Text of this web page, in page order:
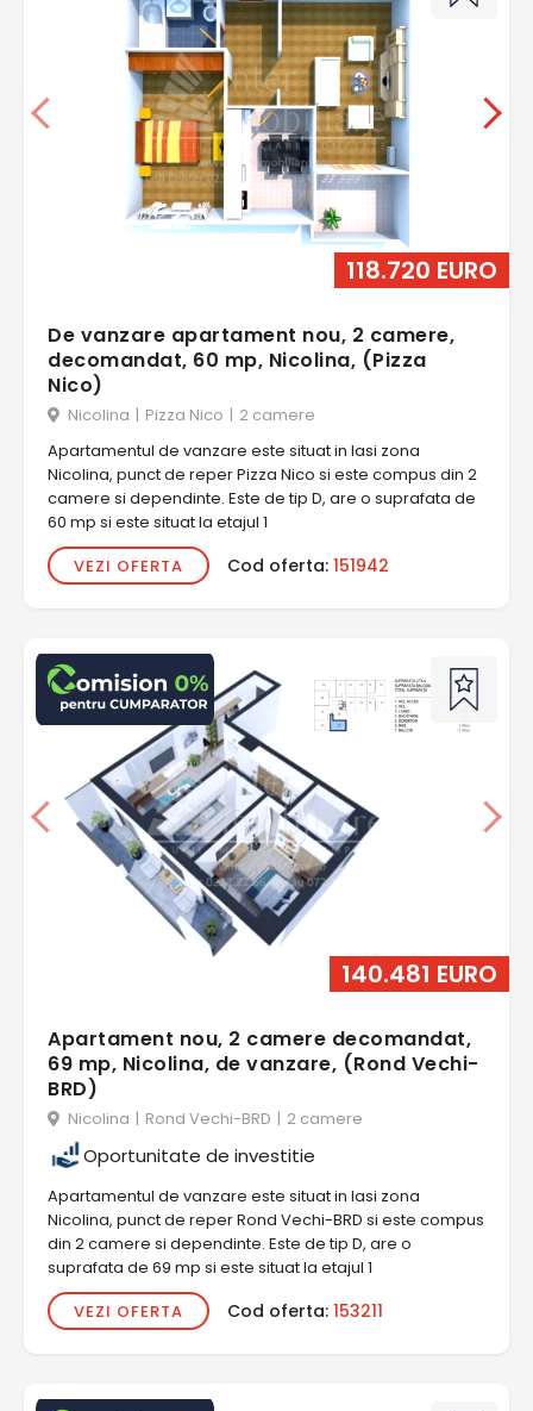
118.720 EURO
De vanzare apartament nou, 2 camere,
decomandat, 60 mp, Nicolina, (Pizza
Nico)
Nicolina | Pizza Nico | 2 camere
Apartamentul de vanzare este situat in Iasi zona
Nicolina, punct de reper Pizza Nico si este compus din 2
camere si dependinte. Este de tip D, are o suprafata de
60 mp si este situat la etajul 1
VEZI OFERTA
Cod oferta: 151942
140.481 EURO
Apartament nou, 2 camere decomandat,
69 mp, Nicolina, de vanzare, (Rond Vechi-
BRD)
Nicolina | Rond Vechi-BRD | 2 camere
Oportunitate de investitie
Apartamentul de vanzare este situat in Iasi zona
Nicolina, punct de reper Rond Vechi-BRD si este compus
din 2 camere si dependinte. Este de tip D, are o
suprafata de 69 mp si este situat la etajul 1
VEZI OFERTA
Cod oferta: 153211